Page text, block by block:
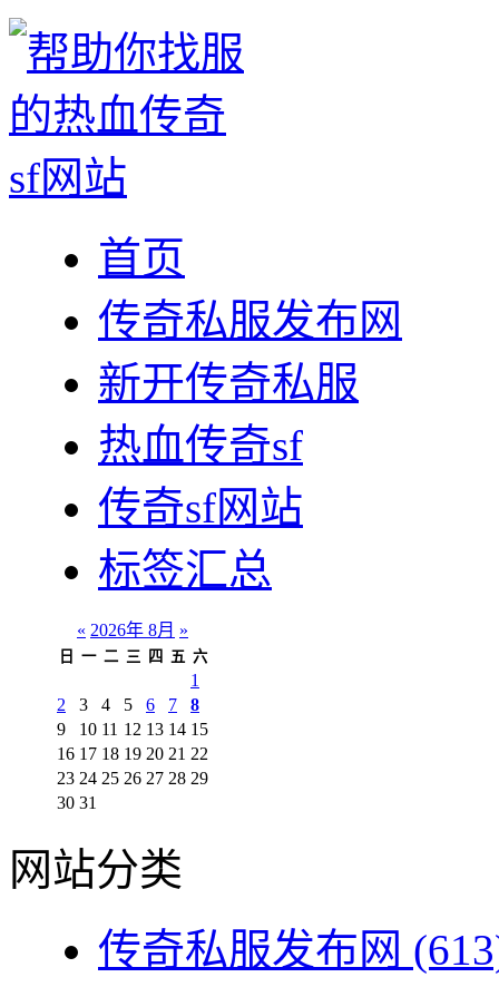
首页
传奇私服发布网
新开传奇私服
热血传奇sf
传奇sf网站
标签汇总
« 2026年 8月 »
日 一 二 三 四 五 六
1
2
3 4 5 6 7
8
9
10 11 12 13 14 15
16 17 18 19 20 21 22
23 24 25 26 27 28 29
30 31
网站分类
传奇私服发布网